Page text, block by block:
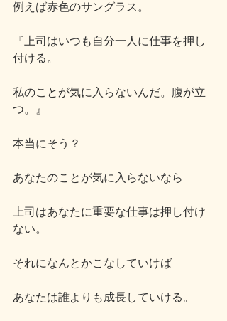
例えば赤色のサングラス。
『上司はいつも自分一人に仕事を押し
付ける。
私のことが気に入らないんだ。腹が立
つ。』
本当にそう？
あなたのことが気に入らないなら
上司はあなたに重要な仕事は押し付け
ない。
それになんとかこなしていけば
あなたは誰よりも成長していける。